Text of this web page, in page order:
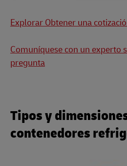
Explorar Obtener una
Comuníquese con un experto
pregunta
Tipos y
contenedores